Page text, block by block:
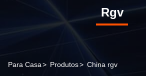
Rgv
Para Casa> Produtos> China rgv